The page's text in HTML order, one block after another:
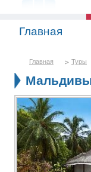
Главная
Главная Туры